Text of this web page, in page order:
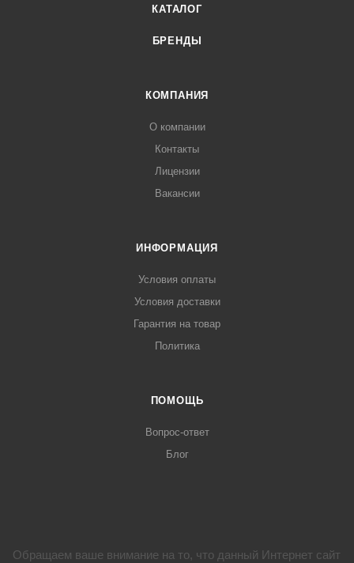
КАТАЛОГ
БРЕНДЫ
КОМПАНИЯ
О компании
Контакты
Лицензии
Вакансии
ИНФОРМАЦИЯ
Условия оплаты
Условия доставки
Гарантия на товар
Политика
ПОМОЩЬ
Вопрос-ответ
Блог
Обращаем ваше внимание на то, что данный Интернет сайт